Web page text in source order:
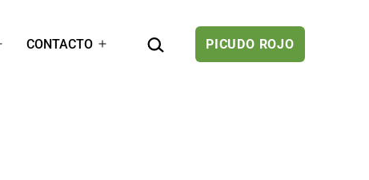
CONTACTO
Abrir
BUSCAR... PICUDO ROJO